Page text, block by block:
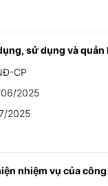
sử dụng và
CP
2025
2025
nhiệm vụ của